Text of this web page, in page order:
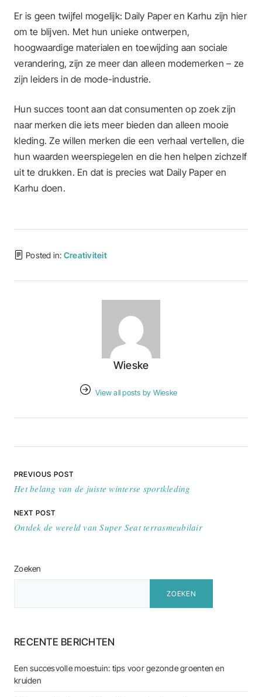
Er is geen twijfel mogelijk: Daily Paper en Karhu zijn hier
om te blijven. Met hun unieke ontwerpen,
hoogwaardige materialen en toewijding aan sociale
verandering, zijn ze meer dan alleen modemerken – ze
zijn leiders in de mode-industrie.
Hun succes toont aan dat consumenten op zoek zijn
naar merken die iets meer bieden dan alleen mooie
kleding. Ze willen merken die een verhaal vertellen, die
hun waarden weerspiegelen en die hen helpen zichzelf
uit te drukken. En dat is precies wat Daily Paper en
Karhu doen.
Posted in: Creativiteit
Wieske
View all posts by Wieske
Bericht navigatie
PREVIOUS POST
Het belang van de juiste winterse sportkleding
NEXT POST
Ontdek de wereld van Super Seat terrasmeubilair
Zoeken
ZOEKEN
RECENTE BERICHTEN
Een succesvolle moestuin: tips voor gezonde groenten en
kruiden